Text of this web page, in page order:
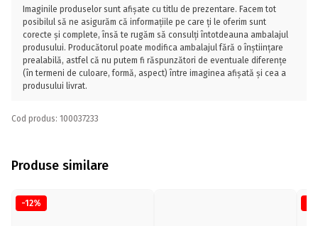
Imaginile produselor sunt afișate cu titlu de prezentare. Facem tot
posibilul să ne asigurăm că informațiile pe care ți le oferim sunt
corecte și complete, însă te rugăm să consulți întotdeauna ambalajul
produsului. Producătorul poate modifica ambalajul fără o înștiințare
prealabilă, astfel că nu putem fi răspunzători de eventuale diferențe
(în termeni de culoare, formă, aspect) între imaginea afișată și cea a
produsului livrat.
Cod produs: 100037233
Produse similare
-12%